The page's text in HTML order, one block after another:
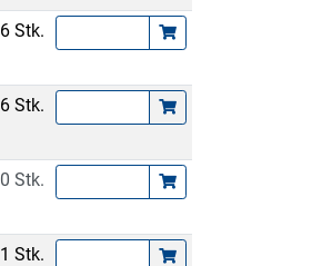
6 Stk.
6 Stk.
0 Stk.
1 Stk.